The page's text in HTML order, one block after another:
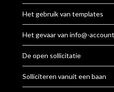
Het gebruik van templates
Het gevaar van info@-
De open sollicitatie
Solliciteren vanuit een baan